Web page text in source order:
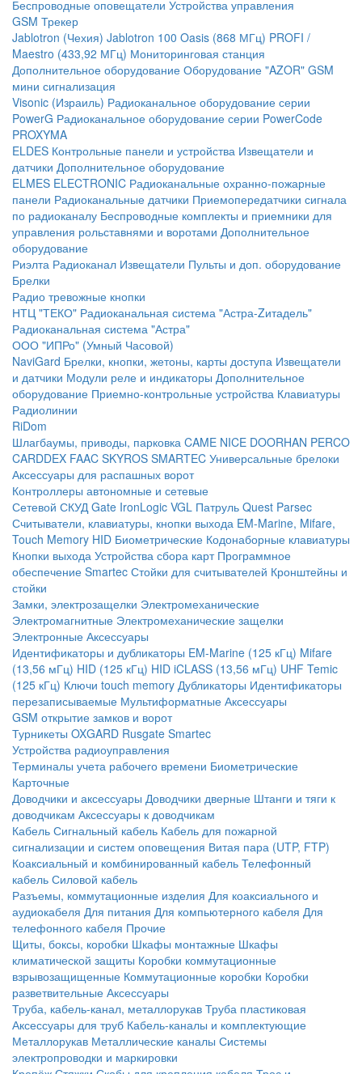
Беспроводные оповещатели Устройства управления
GSM Трекер
Jablotron (Чехия) Jablotron 100 Oasis (868 МГц) PROFI /
Maestro (433,92 МГц) Мониторинговая станция
Дополнительное оборудование Оборудование "AZOR" GSM
мини сигнализация
Visonic (Израиль) Радиоканальное оборудование серии
PowerG Радиоканальное оборудование серии PowerCode
PROXYMA
ELDES Контрольные панели и устройства Извещатели и
датчики Дополнительное оборудование
ELMES ELECTRONIC Радиоканальные охранно-пожарные
панели Радиоканальные датчики Приемопередатчики сигнала
по радиоканалу Беспроводные комплекты и приемники для
управления рольставнями и воротами Дополнительное
оборудование
Риэлта Радиоканал Извещатели Пульты и доп. оборудование
Брелки
Радио тревожные кнопки
НТЦ "ТЕКО" Радиоканальная система "Астра-Zитадель"
Радиоканальная система "Астра"
ООО "ИПРо" (Умный Часовой)
NaviGard Брелки, кнопки, жетоны, карты доступа Извещатели
и датчики Модули реле и индикаторы Дополнительное
оборудование Приемно-контрольные устройства Клавиатуры
Радиолинии
RiDom
Шлагбаумы, приводы, парковка CAME NICE DOORHAN PERCO
CARDDEX FAAC SKYROS SMARTEC Универсальные брелоки
Аксессуары для распашных ворот
Контроллеры автономные и сетевые
Сетевой СКУД Gate IronLogic VGL Патруль Quest Parsec
Считыватели, клавиатуры, кнопки выхода EM-Marine, Mifare,
Touch Memory HID Биометрические Кодонаборные клавиатуры
Кнопки выхода Устройства сбора карт Программное
обеспечение Smartec Стойки для считывателей Кронштейны и
стойки
Замки, электрозащелки Электромеханические
Электромагнитные Электромеханические защелки
Электронные Аксессуары
Идентификаторы и дубликаторы EM-Marine (125 кГц) Mifare
(13,56 мГц) HID (125 кГц) HID iCLASS (13,56 мГц) UHF Temic
(125 кГц) Ключи touch memory Дубликаторы Идентификаторы
перезаписываемые Мультиформатные Аксессуары
GSM открытие замков и ворот
Турникеты OXGARD Rusgate Smartec
Устройства радиоуправления
Терминалы учета рабочего времени Биометрические
Карточные
Доводчики и аксессуары Доводчики дверные Штанги и тяги к
доводчикам Аксессуары к доводчикам
Кабель Сигнальный кабель Кабель для пожарной
сигнализации и систем оповещения Витая пара (UTP, FTP)
Коаксиальный и комбинированный кабель Телефонный
кабель Силовой кабель
Разъемы, коммутационные изделия Для коаксиального и
аудиокабеля Для питания Для компьютерного кабеля Для
телефонного кабеля Прочие
Щиты, боксы, коробки Шкафы монтажные Шкафы
климатической защиты Коробки коммутационные
взрывозащищенные Коммутационные коробки Коробки
разветвительные Аксессуары
Труба, кабель-канал, металлорукав Труба пластиковая
Аксессуары для труб Кабель-каналы и комплектующие
Металлорукав Металлические каналы Системы
электропроводки и маркировки